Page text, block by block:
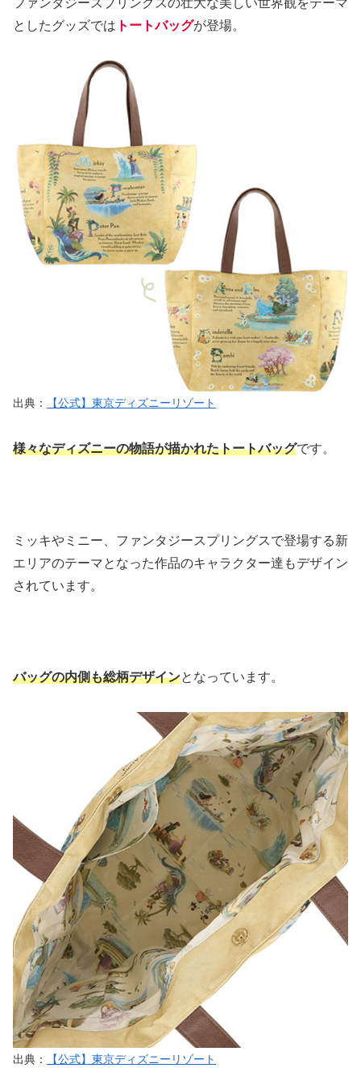
ファンタジースプリングスの壮大な美しい世界観をテーマ
としたグッズでは トートバッグが登場。
出典： 【公式】東京ディズニーリゾート
様々なディズニーの物語が描かれたトートバッグです。
ミッキやミニー、ファンタジースプリングスで登場する新
エリアのテーマとなった作品のキャラクター達もデザイン
されています。
バッグの内側も総柄デザインとなっています。
出典： 【公式】東京ディズニーリゾート